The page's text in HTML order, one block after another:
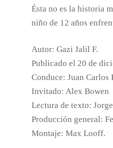
Ésta no es la historia
niño de 12 años
Autor: Gazi Jalil F.
Publicado el 20 de
Conduce: Juan Carlos
Invitado: Alex Bowen
Lectura de texto:
Producción general:
Montaje: Max Looff.